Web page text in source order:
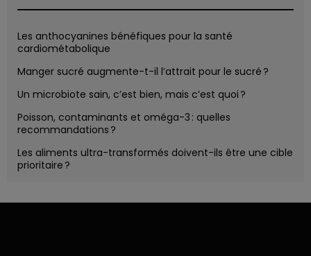
Les anthocyanines bénéfiques pour la santé
cardiométabolique
Manger sucré augmente-t-il l’attrait pour le sucré ?
Un microbiote sain, c’est bien, mais c’est quoi ?
Poisson, contaminants et oméga-3 : quelles
recommandations ?
Les aliments ultra-transformés doivent-ils être une cible
prioritaire ?